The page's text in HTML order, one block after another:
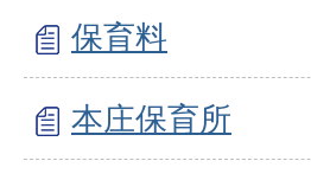
保育料
本庄保育所